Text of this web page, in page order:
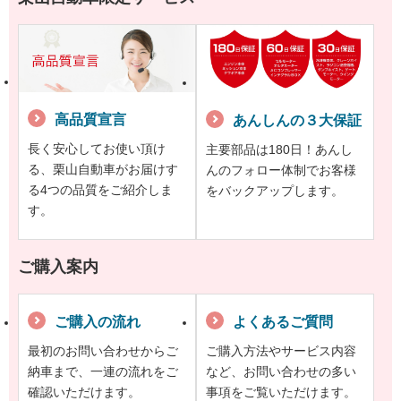
高品質宣言
長く安心してお使い頂け
る、栗山自動車がお届けす
る4つの品質をご紹介しま
す。
あんしんの３大保証
主要部品は180日！あんし
んのフォロー体制でお客様
をバックアップします。
ご購入案内
ご購入の流れ
最初のお問い合わせからご
納車まで、一連の流れをご
確認いただけます。
よくあるご質問
ご購入方法やサービス内容
など、お問い合わせの多い
事項をご覧いただけます。